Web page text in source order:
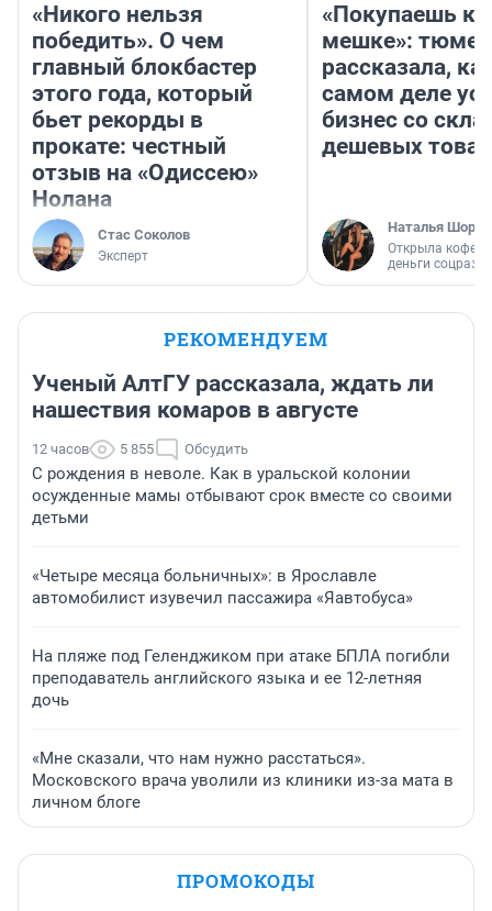
«Никого нельзя
победить». О чем
главный блокбастер
этого года, который
бьет рекорды в
прокате: честный
отзыв на «Одиссею»
Нолана
Стас Соколов
Эксперт
«Покупаешь
мешке»:
рассказала,
самом деле
бизнес со
дешевых
Наталья
Открыла
деньги
РЕКОМЕНДУЕМ
Ученый АлтГУ рассказала, ждать ли
нашествия комаров в августе
12 часов 5 855 Обсудить
С рождения в неволе. Как в уральской колонии
осужденные мамы отбывают срок вместе со своими
детьми
«Четыре месяца больничных»: в Ярославле
автомобилист изувечил пассажира «Яавтобуса»
На пляже под Геленджиком при атаке БПЛА погибли
преподаватель английского языка и ее 12-летняя
дочь
«Мне сказали, что нам нужно расстаться».
Московского врача уволили из клиники из-за мата в
личном блоге
ПРОМОКОДЫ